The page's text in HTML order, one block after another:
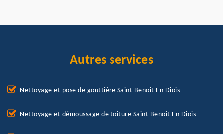
Autres services
Nettoyage et pose de gouttière Saint Benoit En Diois
Nettoyage et démoussage de toiture Saint Benoit En Diois